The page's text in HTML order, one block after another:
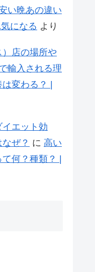
い晩あの違い
になる より
店の場所や
輸入される理
変わる？ |
エット効
ぜ？ に 高い
何？種類？ |